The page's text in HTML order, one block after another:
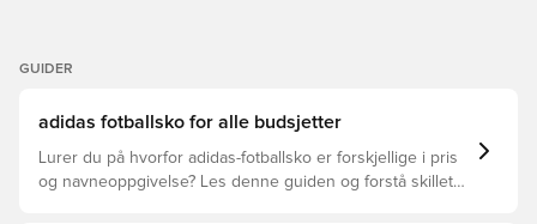
GUIDER
adidas fotballsko for alle budsjetter
Lurer du på hvorfor adidas-fotballsko er forskjellige i pris
og navneoppgivelse? Les denne guiden og forstå skillet